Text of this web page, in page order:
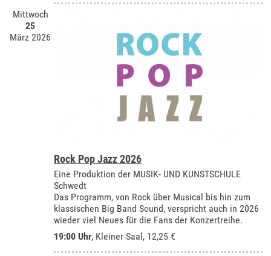
Mittwoch
25
März 2026
Rock Pop Jazz 2026
Eine Produktion der MUSIK- UND KUNSTSCHULE
Schwedt
Das Programm, von Rock über Musical bis hin zum
klassischen Big Band Sound, verspricht auch in 2026
wieder viel Neues für die Fans der Konzertreihe.
19:00 Uhr, Kleiner Saal, 12,25 €